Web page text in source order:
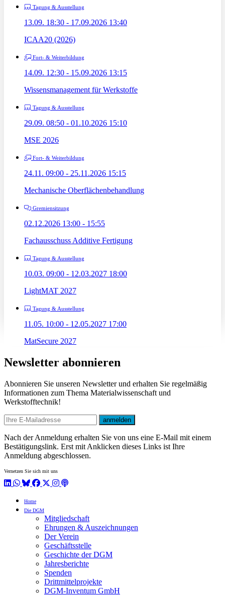
Tagung & Ausstellung
13.09. 18:30 - 17.09.2026 13:40
ICAA20 (2026)
Fort- & Weiterbildung
14.09. 12:30 - 15.09.2026 13:15
Wissensmanagement für Werkstoffe
Tagung & Ausstellung
29.09. 08:50 - 01.10.2026 15:10
MSE 2026
Fort- & Weiterbildung
24.11. 09:00 - 25.11.2026 15:15
Mechanische Oberflächenbehandlung
Gremiensitzung
02.12.2026 13:00 - 15:55
Fachausschuss Additive Fertigung
Tagung & Ausstellung
10.03. 09:00 - 12.03.2027 18:00
LightMAT 2027
Tagung & Ausstellung
11.05. 10:00 - 12.05.2027 17:00
MatSecure 2027
Newsletter abonnieren
Abonnieren Sie unseren Newsletter und erhalten Sie regelmäßig
Informationen zum Thema Materialwissenschaft und
Werkstofftechnik!
E-mail
anmelden
Nach der Anmeldung erhalten Sie von uns eine E-Mail mit einem
Bestätigungslink. Erst mit Anklicken dieses Links ist Ihre
Anmeldung abgeschlossen.
Vernetzen Sie sich mit uns
LinkedIn
WhatsApp
BlueSky
Facebook
X / Twitter
Instagram
Podcast
Home
Die DGM
Mitgliedschaft
Ehrungen & Auszeichnungen
Der Verein
Geschäftsstelle
Geschichte der DGM
Jahresberichte
Spenden
Drittmittelprojekte
DGM-Inventum GmbH